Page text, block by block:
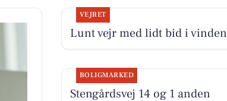
VEJRET
Lunt vejr med lidt bid i vinden
BOLIGMARKED
Stengårdsvej 14 og 1 anden